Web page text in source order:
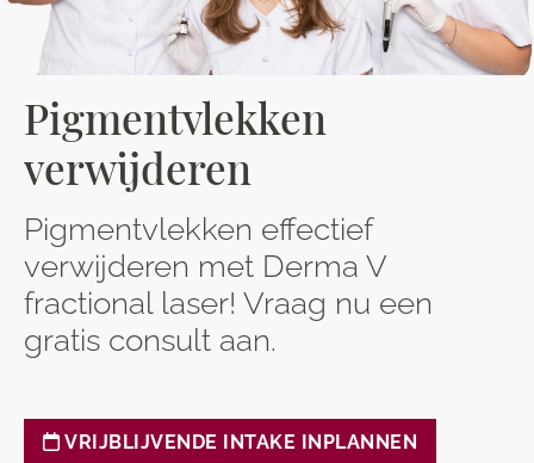
Pigmentvlekken
verwijderen
Pigmentvlekken effectief
verwijderen met Derma V
fractional laser! Vraag nu een
gratis consult aan.
VRIJBLIJVENDE INTAKE INPLANNEN